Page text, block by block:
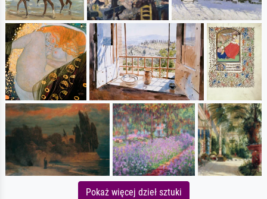
Pokaż więcej dzieł sztuki